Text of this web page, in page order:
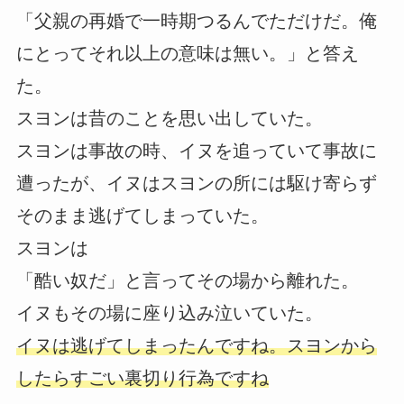
「父親の再婚で一時期つるんでただけだ。俺
にとってそれ以上の意味は無い。」と答え
た。
スヨンは昔のことを思い出していた。
スヨンは事故の時、イヌを追っていて事故に
遭ったが、イヌはスヨンの所には駆け寄らず
そのまま逃げてしまっていた。
スヨンは
「酷い奴だ」と言ってその場から離れた。
イヌもその場に座り込み泣いていた。
イヌは逃げてしまったんですね。スヨンから
したらすごい裏切り行為ですね